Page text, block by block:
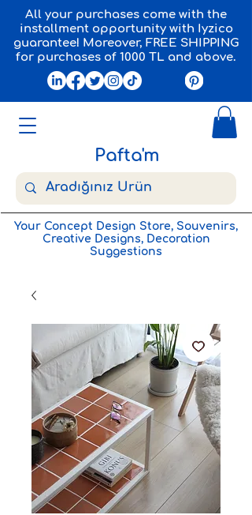
Pafta'm
All your purchases come with the
installment opportunity with Iyzico
guarantee! Moreover, FREE SHIPPING
for purchases of 1000 TL and above.
Your Concept Design Store, Souvenirs,
Creative Designs, Decoration
Suggestions